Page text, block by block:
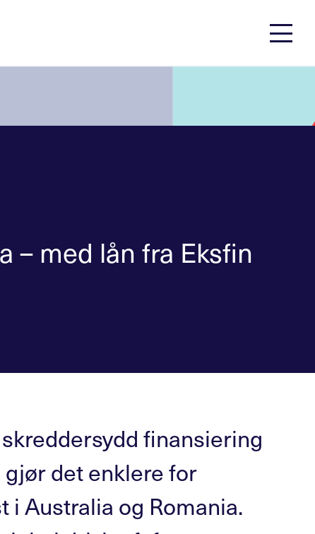
– med lån fra Eksfin
finansiering
det enklere for
Australia og Romania.